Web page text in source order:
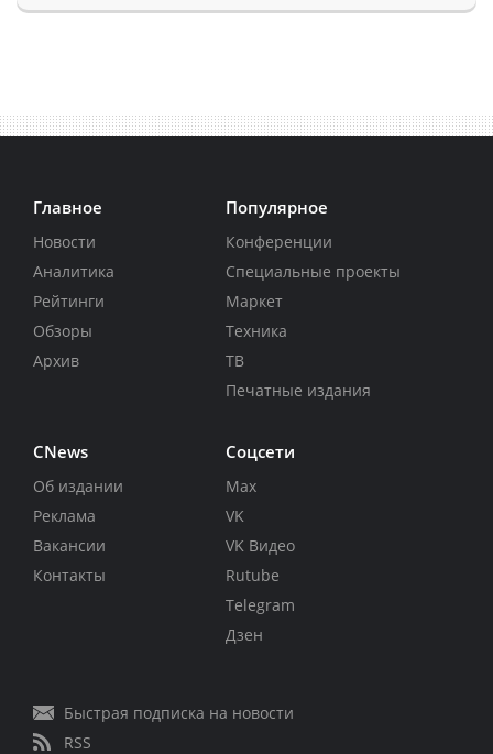
Главное
Новости
Аналитика
Рейтинги
Обзоры
Архив
Популярное
Конференции
Специальные проекты
Маркет
Техника
ТВ
Печатные издания
CNews
Об издании
Реклама
Вакансии
Контакты
Соцсети
Max
VK
VK Видео
Rutube
Telegram
Дзен
Быстрая подписка на новости
RSS